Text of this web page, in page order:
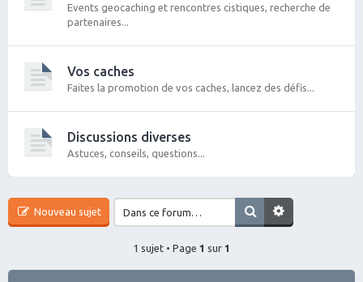
Events geocaching et rencontres cistiques, recherche de
partenaires...
Vos caches
Faites la promotion de vos caches, lancez des défis...
Discussions diverses
Astuces, conseils, questions...
Nouveau sujet
1 sujet • Page 1 sur 1